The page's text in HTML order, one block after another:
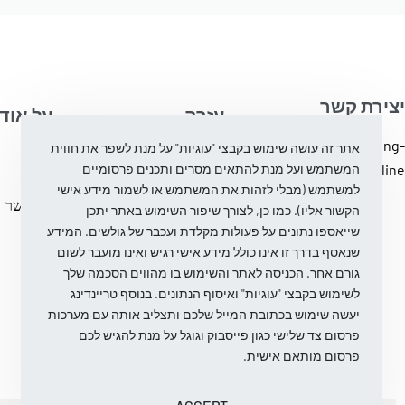
יצירת קשר
info@trending-
fashion.online
עֶזרָה
מדיניות ביטול והחלפת
מוצרים
על
בלוג
צור קשר
אתר זה עושה שימוש בקבצי "עוגיות" על מנת לשפר את חווית
המשתמש ועל מנת להתאים מסרים ותכנים פרסומיים
למשתמש (מבלי לזהות את המשתמש או לשמור מידע אישי
הקשור אליו). כמו כן, לצורך שיפור השימוש באתר יתכן
שייאספו נתונים על פעולות מקלדת ועכבר של גולשים. המידע
שנאסף בדרך זו אינו כולל מידע אישי רגיש ואינו מועבר לשום
גורם אחר. הכניסה לאתר והשימוש בו מהווים הסכמה שלך
לשימוש בקבצי "עוגיות" ואיסוף הנתונים. בנוסף טריינדינג
יעשה שימוש בכתובת המייל שלכם ותצליב אותה עם מערכות
פרסום צד שלישי כגון פייסבוק וגוגל על מנת להגיש לכם
פרסום מותאם אישית.